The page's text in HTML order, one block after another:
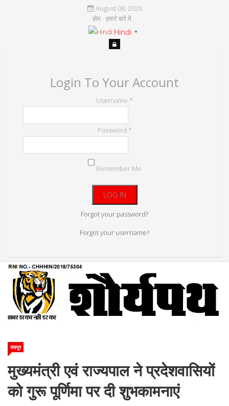
August 08, 2026
होम हमारे बारे में
Hindi ▼
Login To Your Account
Username *
Password *
Remember Me
Forgot your password?
Forgot your username?
रायपुर
मुख्यमंत्री एवं राज्यपाल ने प्रदेशवासियों
को गुरू पूर्णिमा पर दी शुभकामनाएं